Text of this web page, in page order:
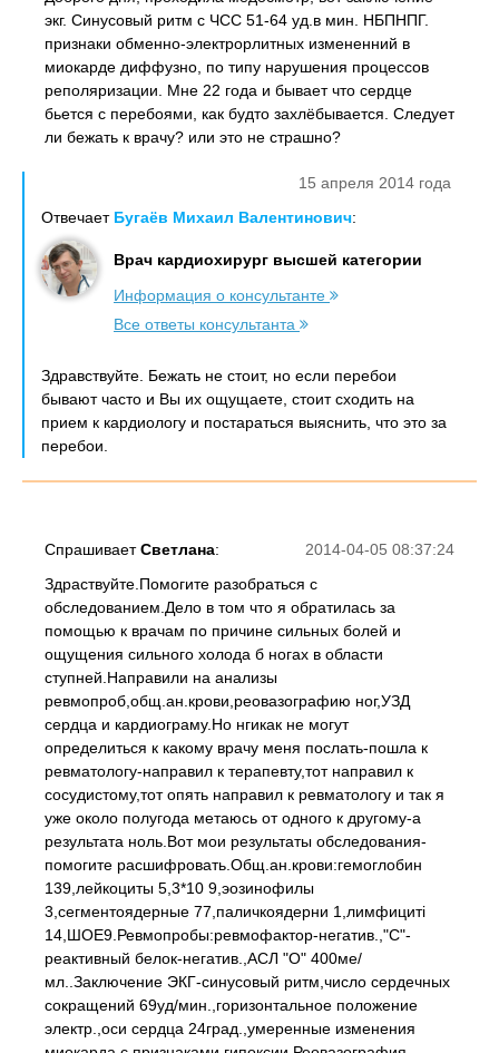
экг. Синусовый ритм с ЧСС 51-64 уд.в мин. НБПНПГ.
признаки обменно-электрорлитных измененний в
миокарде диффузно, по типу нарушения процессов
реполяризации. Мне 22 года и бывает что сердце
бьется с перебоями, как будто захлёбывается. Следует
ли бежать к врачу? или это не страшно?
15 апреля 2014 года
Отвечает Бугаёв Михаил Валентинович:
Врач кардиохирург высшей категории
Информация о консультанте
Все ответы консультанта
Здравствуйте. Бежать не стоит, но если перебои
бывают часто и Вы их ощущаете, стоит сходить на
прием к кардиологу и постараться выяснить, что это за
перебои.
2014-04-05 08:37:24
СпрашиваетСветлана:
Здраствуйте.Помогите разобраться с
обследованием.Дело в том что я обратилась за
помощью к врачам по причине сильных болей и
ощущения сильного холода б ногах в области
ступней.Направили на анализы
ревмопроб,общ.ан.крови,реовазографию ног,УЗД
сердца и кардиограму.Но нгикак не могут
определиться к какому врачу меня послать-пошла к
ревматологу-направил к терапевту,тот направил к
сосудистому,тот опять направил к ревматологу и так я
уже около полугода метаюсь от одного к другому-а
результата ноль.Вот мои результаты обследования-
помогите расшифровать.Общ.ан.крови:гемоглобин
139,лейкоциты 5,3*10 9,эозинофилы
3,сегментоядерные 77,паличкоядерни 1,лимфициті
14,ШОЕ9.Ревмопробы:ревмофактор-негатив.,"С"-
реактивный белок-негатив.,АСЛ "О" 400ме/
мл..Заключение ЭКГ-синусовый ритм,число сердечных
сокращений 69уд/мин.,горизонтальное положение
электр.,оси сердца 24град.,умеренные изменения